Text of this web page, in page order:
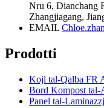
Nru 6, Dianchang
Zhangjiagang,
EMAIL
Prodotti
Kojl tal-Qalba FR
Bord Kompost
Panel tal-